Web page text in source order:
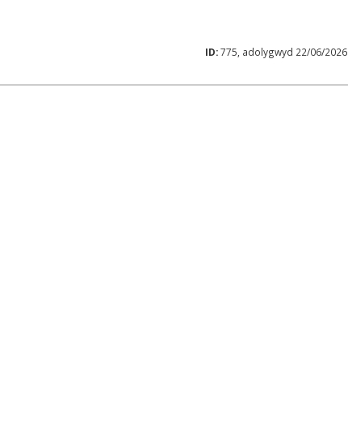
ID:775, adolygwyd 22/06/2026